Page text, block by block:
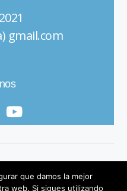
2021
gmail.com
que damos la mejor
web. Si sigues utilizando